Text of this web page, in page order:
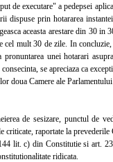
de executare" a pedepsei
dispuse prin hotararea
aceasta arestare din 30 in
cel mult 30 de zile. In
pronuntarea unei hotarari
se apreciaza ca
doua Camere ale
de sesizare, punctul de
criticate, raportate la
lit. c) din Constitutie si art. 23
ridicata.